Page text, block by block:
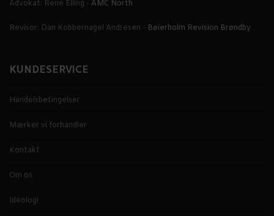
Advokat: René Elling - AMC North
Revisor: Dan Kobbernagel Andresen - Beierholm Revision Brøndby
KUNDESERVICE
Handelsbetingelser
Mærker vi forhandler
Kontakt
Om os
Ideologi